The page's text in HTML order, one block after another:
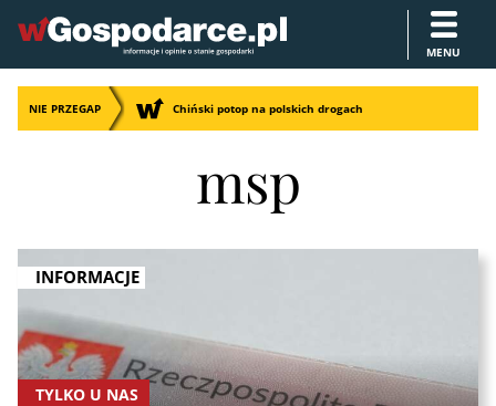
MENU
NIE PRZEGAP Chiński potop na polskich drogach
msp
INFORMACJE
TYLKO U NAS